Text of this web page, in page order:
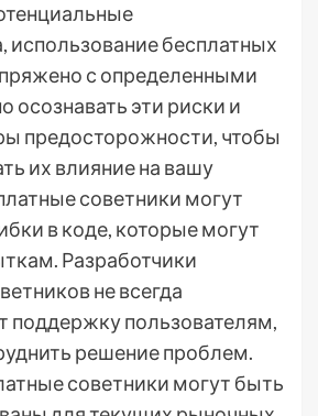
использование бесплатных
с определенными
осознавать эти риски и
предосторожности, чтобы
их влияние на вашу
советники могут
в коде, которые могут
Разработчики
не всегда
поддержку пользователям,
решение проблем.
советники могут быть